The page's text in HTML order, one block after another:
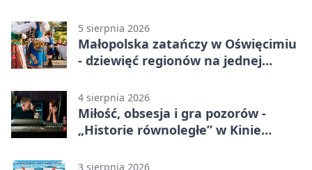
5 sierpnia 2026
Małopolska zatańczy w Oświęcimiu
- dziewięć regionów na jednej
4 sierpnia 2026
Miłość, obsesja i gra pozorów -
„Historie równoległe” w Kinie
3 sierpnia 2026